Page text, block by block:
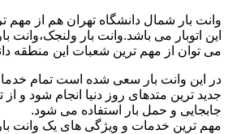
وانت بار شمال دانشگاه تهران هم از
این اتوبار می باشد.وانت بار ولنجک،وانت
می توان از مهم ترین شعبات این منطقه
در این وانت بار سعی شده است تمام
جدید ترین متدهای روز دنیا انجام شود و
جابجایی و حمل بار استفاده می شود.
مهم ترین خدمات و ویژگی های یک وانت